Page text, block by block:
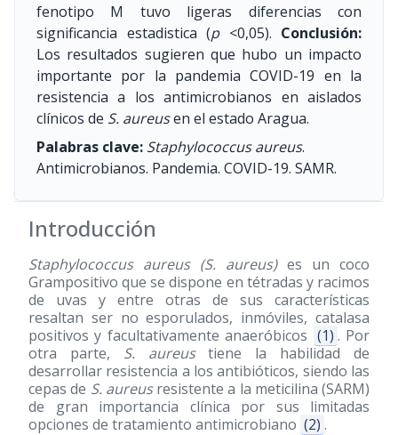
fenotipo M tuvo ligeras diferencias con
significancia estadistica (p<0,05). Conclusión:
Los resultados sugieren que hubo un impacto
importante por la pandemia COVID-19 en la
resistencia a los antimicrobianos en aislados
clínicos de S. aureusen el estado Aragua.
Palabras clave: Staphylococcus aureus.
Antimicrobianos. Pandemia. COVID-19. SAMR.
Introducción
Staphylococcus aureus (S. aureus)es un coco
Grampositivo que se dispone en tétradas y racimos
de uvas y entre otras de sus características
resaltan ser no esporulados, inmóviles, catalasa
positivos y facultativamente anaeróbicos (1) . Por
otra parte, S. aureustiene la habilidad de
desarrollar resistencia a los antibióticos, siendo las
cepas de S. aureusresistente a la meticilina (SARM)
de gran importancia clínica por sus limitadas
opciones de tratamiento antimicrobiano (2) .